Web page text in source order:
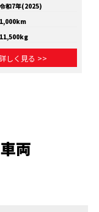
令和7年(2025)
1,000km
11,500kg
しく見る >>
両